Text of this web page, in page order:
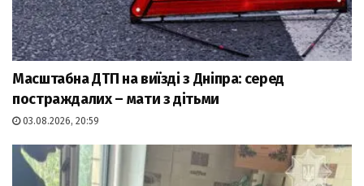
Масштабна ДТП на виїзді з Дніпра: серед
постраждалих – мати з дітьми
03.08.2026, 20:59